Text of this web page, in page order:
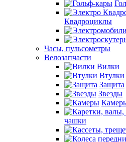
Квадроциклы
Часы, пульсометры
Велозапчасти
Вилки
Втулки
Защита
Звезды
чашки